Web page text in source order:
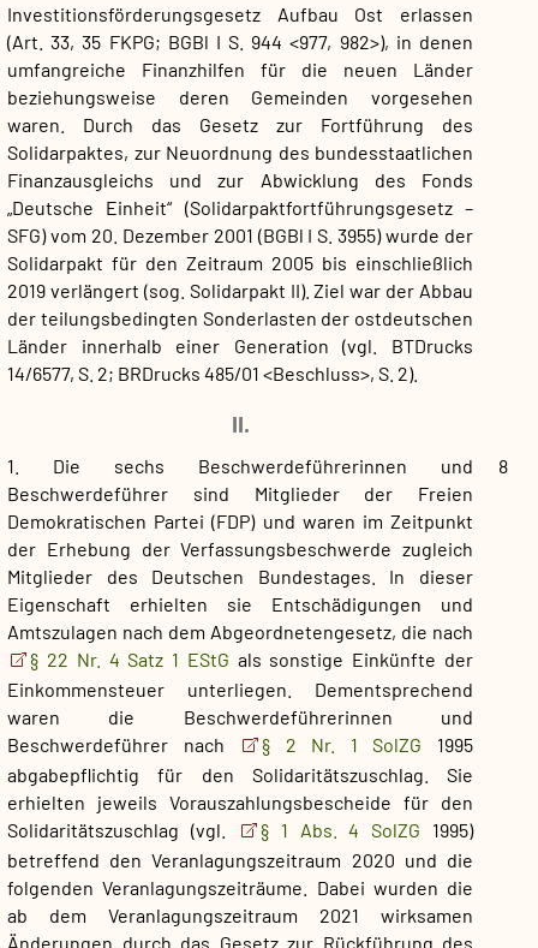
Investitionsförderungsgesetz Aufbau Ost erlassen
(Art. 33, 35 FKPG; BGBl I S. 944 <977, 982>), in denen
umfangreiche Finanzhilfen für die neuen Länder
beziehungsweise deren Gemeinden vorgesehen
waren. Durch das Gesetz zur Fortführung des
Solidarpaktes, zur Neuordnung des bundesstaatlichen
Finanzausgleichs und zur Abwicklung des Fonds
„Deutsche Einheit“ (Solidarpaktfortführungsgesetz –
SFG) vom 20. Dezember 2001 (BGBl I S. 3955) wurde der
Solidarpakt für den Zeitraum 2005 bis einschließlich
2019 verlängert (sog. Solidarpakt II). Ziel war der Abbau
der teilungsbedingten Sonderlasten der ostdeutschen
Länder innerhalb einer Generation (vgl. BTDrucks
14/6577, S. 2; BRDrucks 485/01 <Beschluss>, S. 2).
II.
8
1. Die sechs Beschwerdeführerinnen und
Beschwerdeführer sind Mitglieder der Freien
Demokratischen Partei (FDP) und waren im Zeitpunkt
der Erhebung der Verfassungsbeschwerde zugleich
Mitglieder des Deutschen Bundestages. In dieser
Eigenschaft erhielten sie Entschädigungen und
Amtszulagen nach dem Abgeordnetengesetz, die nach
§ 22 Nr. 4 Satz 1 EStG als sonstige Einkünfte der
Einkommensteuer unterliegen. Dementsprechend
waren die Beschwerdeführerinnen und
Beschwerdeführer nach
§ 2 Nr. 1 SolZG 1995
abgabepflichtig für den Solidaritätszuschlag. Sie
erhielten jeweils Vorauszahlungsbescheide für den
Solidaritätszuschlag (vgl.
§ 1 Abs. 4 SolZG 1995)
betreffend den Veranlagungszeitraum 2020 und die
folgenden Veranlagungszeiträume. Dabei wurden die
ab dem Veranlagungszeitraum 2021 wirksamen
Änderungen durch das Gesetz zur Rückführung des